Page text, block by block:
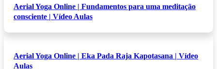
Aerial Yoga Online | Fundamentos para uma meditação
consciente | Vídeo Aulas
Aerial Yoga Online | Eka Pada Raja Kapotasana | Vídeo
Aulas